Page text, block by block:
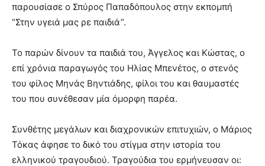
παρουσίασε ο Σπύρος Παπαδόπουλος στην εκπομπή
“Στην υγειά μας ρε παιδιά”.
Το παρών δίνουν τα παιδιά του, Άγγελος και Κώστας, ο
επί χρόνια παραγωγός του Ηλίας Μπενέτος, ο στενός
του φίλος Μηνάς Βηντιάδης, φίλοι του και θαυμαστές
του που συνέθεσαν μία όμορφη παρέα.
Συνθέτης μεγάλων και διαχρονικών επιτυχιών, ο Μάριος
Τόκας άφησε το δικό του στίγμα στην ιστορία του
ελληνικού τραγουδιού. Τραγούδια του ερμήνευσαν οι: